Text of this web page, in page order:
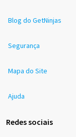
Blog do GetNinjas
Segurança
Mapa do Site
Ajuda
Redes sociais